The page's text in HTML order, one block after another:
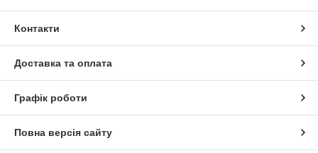
Контакти
Доставка та оплата
Графік роботи
Повна версія сайту